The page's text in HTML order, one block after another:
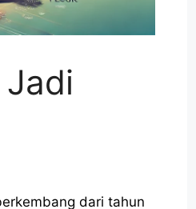
dari tahun